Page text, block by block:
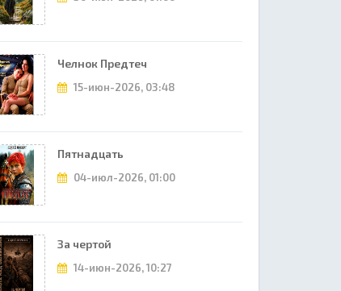
Челнок Предтеч
15-июн-2026, 03:48
Пятнадцать
04-июл-2026, 01:00
За чертой
14-июн-2026, 10:27